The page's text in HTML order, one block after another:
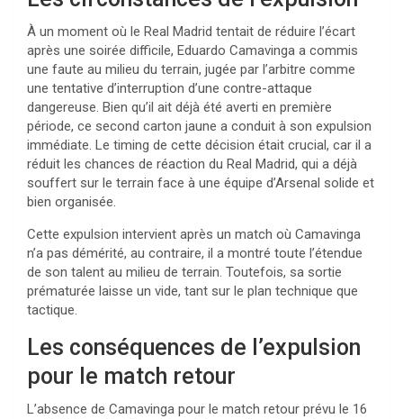
À un moment où le Real Madrid tentait de réduire l’écart
après une soirée difficile, Eduardo Camavinga a commis
une faute au milieu du terrain, jugée par l’arbitre comme
une tentative d’interruption d’une contre-attaque
dangereuse. Bien qu’il ait déjà été averti en première
période, ce second carton jaune a conduit à son expulsion
immédiate. Le timing de cette décision était crucial, car il a
réduit les chances de réaction du Real Madrid, qui a déjà
souffert sur le terrain face à une équipe d’Arsenal solide et
bien organisée.
Cette expulsion intervient après un match où Camavinga
n’a pas démérité, au contraire, il a montré toute l’étendue
de son talent au milieu de terrain. Toutefois, sa sortie
prématurée laisse un vide, tant sur le plan technique que
tactique.
Les conséquences de l’expulsion
pour le match retour
L’absence de Camavinga pour le match retour prévu le 16